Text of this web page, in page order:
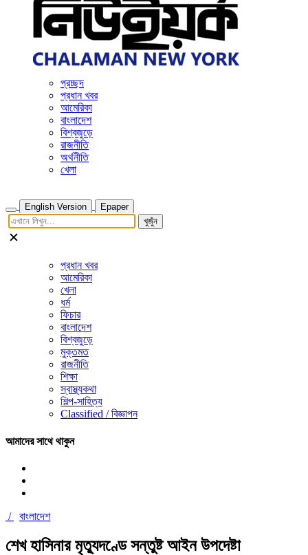
প্রচ্ছদ
প্রধান খবর
আমেরিকা
বাংলাদেশ
বিশ্বজুড়ে
রাজনীতি
অর্থনীতি
খেলা
English Version
Epaper
খুজুঁন
প্রধান খবর
আমেরিকা
খেলা
ধর্ম
ফিচার
বাংলাদেশ
বিশ্বজুড়ে
মুক্তমত
রাজনীতি
শিক্ষা
স্বাস্থ্যকথা
শিল্প-সাহিত্য
Classified / বিজ্ঞাপন
আমাদের সাথে থাকুন
/ বাংলাদেশ
শেখ হাসিনার মৃত্যুদণ্ডে সন্তুষ্ট আইন উপদেষ্টা